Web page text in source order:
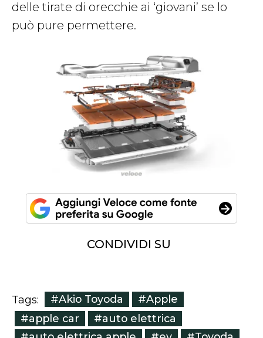
delle tirate di orecchie ai ‘giovani’ se lo
può pure permettere.
CONDIVIDI SU
Tags: #Akio Toyoda
#Apple
#apple car
#auto elettrica